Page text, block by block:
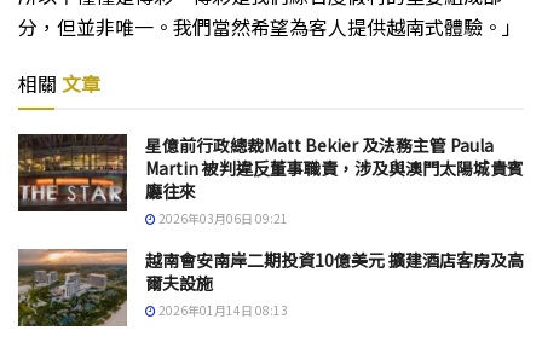
分，但並非唯一。我們當然希望為客人提供越南式體驗。」
相關 文章
星億前行政總裁Matt Bekier 及法務主管 Paula
Martin 被判違反董事職責，涉及與澳門太陽城貴賓
廳往來
2026年03月06日 09:21
越南會安南岸二期投資10億美元 擴建酒店客房及高
爾夫設施
2026年01月14日 08:13